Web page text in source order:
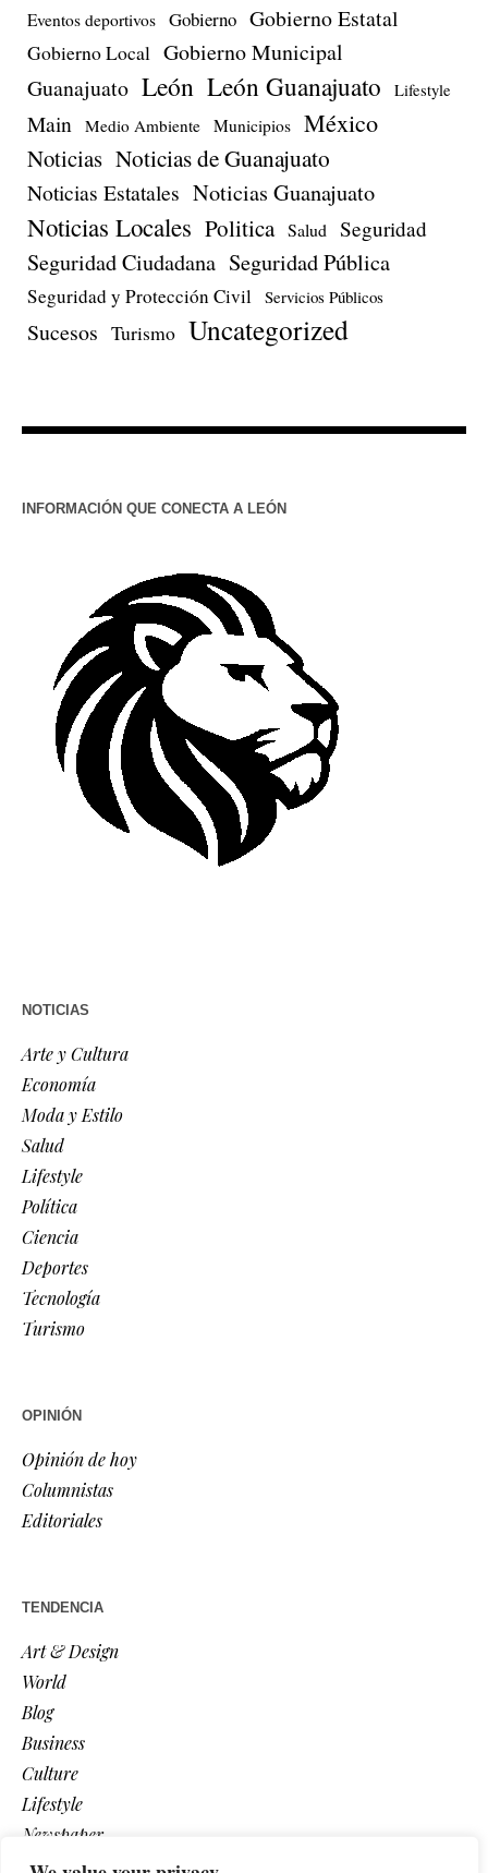
Eventos deportivos Gobierno Gobierno Estatal
Gobierno Local Gobierno Municipal
Guanajuato León León Guanajuato Lifestyle
Main Medio Ambiente Municipios México
Noticias Noticias de Guanajuato
Noticias Estatales Noticias Guanajuato
Noticias Locales Politica Salud Seguridad
Seguridad Ciudadana Seguridad Pública
Seguridad y Protección Civil Servicios Públicos
Sucesos Turismo Uncategorized
INFORMACIÓN QUE CONECTA A LEÓN
NOTICIAS
Arte y Cultura
Economía
Moda y Estilo
Salud
Lifestyle
Política
Ciencia
Deportes
Tecnología
Turismo
OPINIÓN
Opinión de hoy
Columnistas
Editoriales
TENDENCIA
Art & Design
World
Blog
Business
Culture
Lifestyle
Newspaper
Photos